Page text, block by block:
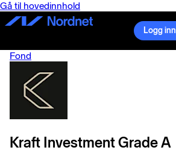
Gå til hovedinnhold
Logg inn
Fond
Kraft Investment Grade A